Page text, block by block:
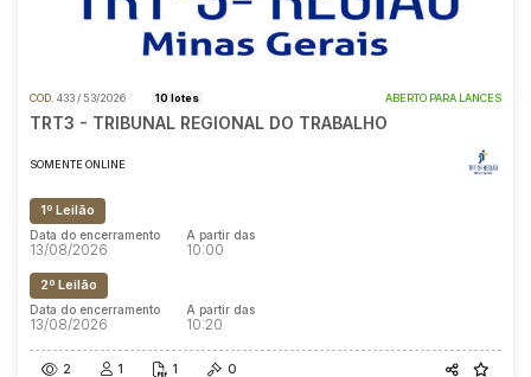
COD. 433 / 53/2026 10 lotes ABERTO PARA LANCES
TRT3 - TRIBUNAL REGIONAL DO TRABALHO
SOMENTE ONLINE
1º Leilão
Data do encerramento
13/08/2026
A partir das
10:00
2º Leilão
Data do encerramento
13/08/2026
A partir das
10:20
2 1 1 0